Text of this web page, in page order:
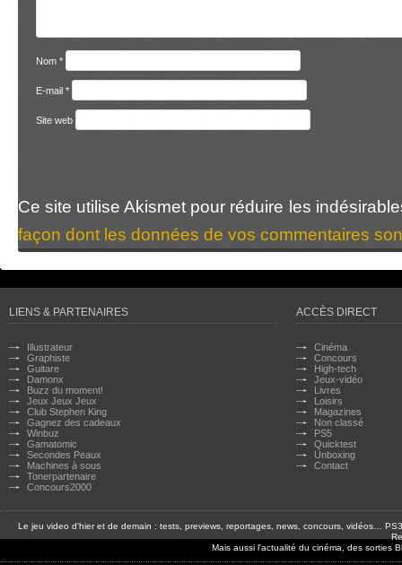
Nom *
E-mail *
Site web
Ce site utilise Akismet pour réduire les
façon dont les données de vos commentaires
LIENS & PARTENAIRES
Illustrateur
Graphiste
Guitare
Damonx
Buzz du moment!
Jeux Jeux Jeux
Club Stephen King
Gagnez des cadeaux
Winbuz
Gamatomic
Secondes Peaux
Machines à sous
Tonerpartenaire
Concours2000
ACCÈS DIRECT
Cinéma
Concours
High-tech
Jeux-vidéo
Livres
Loisirs
Magazines
Non classé
PS5
Quicktest
Unboxing
Contact
Le jeu video d'hier et de demain : tests, previews, reportages, news, concours, vidéos…
Mais aussi l'actualité du cinéma, des sorties